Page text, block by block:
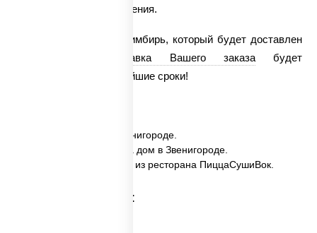
улучшения кровообращения.
У нас можно заказать имбирь, который будет доставлен
Доставка Вашего заказабудет
осуществлена в кратчайшие сроки!
✅ Имбирь заказать в Звенигороде.
✅ Имбирь с доставкой на дом в Звенигороде.
✅ Имбирь в Звенигороде из ресторана ПиццаСушиВок.
Категории товара: